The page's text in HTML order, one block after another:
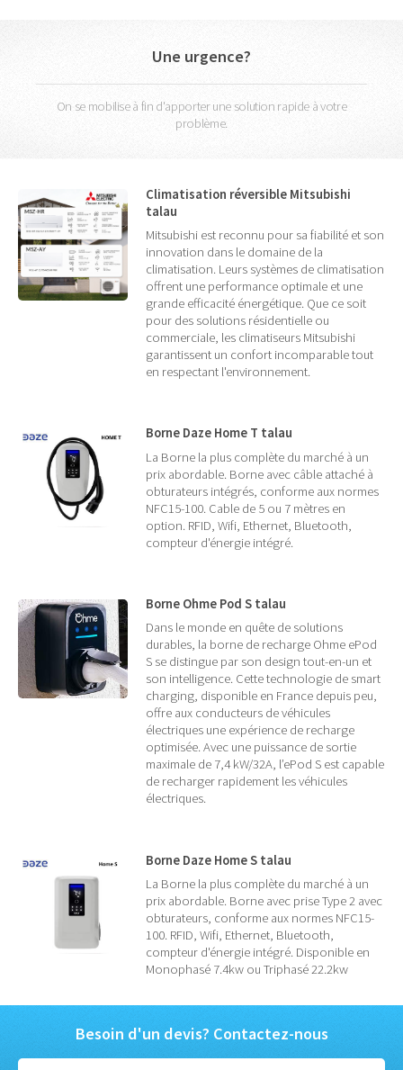
Une urgence?
On se mobilise à fin d'apporter une solution rapide à votre
problème.
Climatisation réversible Mitsubishi
talau
Mitsubishi est reconnu pour sa fiabilité et son
innovation dans le domaine de la
climatisation. Leurs systèmes de climatisation
offrent une performance optimale et une
grande efficacité énergétique. Que ce soit
pour des solutions résidentielle ou
commerciale, les climatiseurs Mitsubishi
garantissent un confort incomparable tout
en respectant l'environnement.
Borne Daze Home T talau
La Borne la plus complète du marché à un
prix abordable. Borne avec câble attaché à
obturateurs intégrés, conforme aux normes
NFC15-100. Cable de 5 ou 7 mètres en
option. RFID, Wifi, Ethernet, Bluetooth,
compteur d'énergie intégré.
Borne Ohme Pod S talau
Dans le monde en quête de solutions
durables, la borne de recharge Ohme ePod
S se distingue par son design tout-en-un et
son intelligence. Cette technologie de smart
charging, disponible en France depuis peu,
offre aux conducteurs de véhicules
électriques une expérience de recharge
optimisée. Avec une puissance de sortie
maximale de 7,4 kW/32A, l’ePod S est capable
de recharger rapidement les véhicules
électriques.
Borne Daze Home S talau
La Borne la plus complète du marché à un
prix abordable. Borne avec prise Type 2 avec
obturateurs, conforme aux normes NFC15-
100. RFID, Wifi, Ethernet, Bluetooth,
compteur d'énergie intégré. Disponible en
Monophasé 7.4kw ou Triphasé 22.2kw
Besoin d'un devis? Contactez-nous